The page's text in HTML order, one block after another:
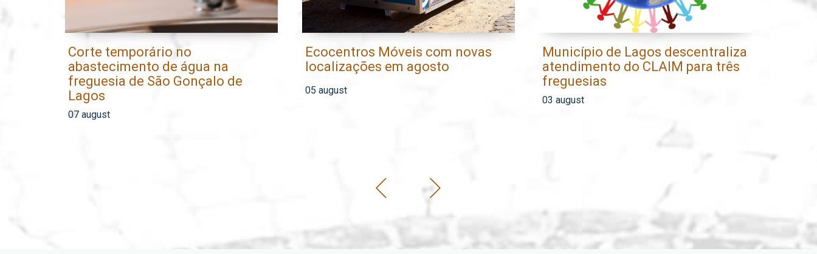
Corte temporário no
abastecimento de água na
freguesia de São Gonçalo de
Lagos
07 august
Ecocentros Móveis com novas
localizações em agosto
05 august
Município de Lagos descentraliza
atendimento do CLAIM para três
freguesias
03 august